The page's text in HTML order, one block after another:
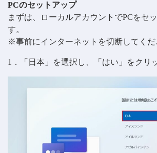
PCのセットアップ
まずは、ローカルアカウントでPCをセ
す。
※事前にインターネットを切断してくだ
1．「日本」を選択し、「はい」をクリ